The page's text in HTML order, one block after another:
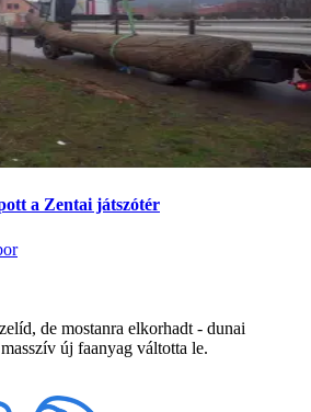
a Zentai játszótér
de mostanra elkorhadt - dunai
új faanyag váltotta le.